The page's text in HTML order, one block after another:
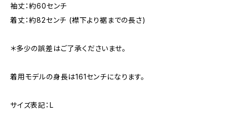
袖丈：約60センチ
着丈：約82センチ (襟下より裾までの長さ)
＊多少の誤差はご了承くださいませ。
着用モデルの身長は161センチになります。
サイズ表記：L